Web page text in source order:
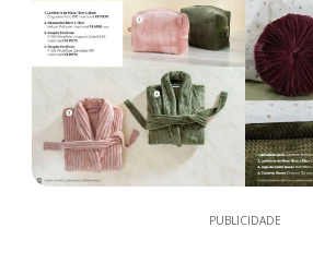
PUBLICIDADE